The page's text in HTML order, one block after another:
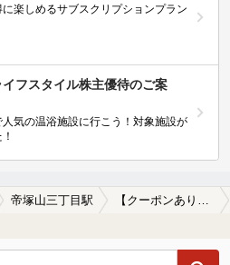
楽しめるサブスクリプションプラン
イフスタイル株主優待のご案
気の温浴施設に行こう！対象施設が
帝塚山三丁目駅